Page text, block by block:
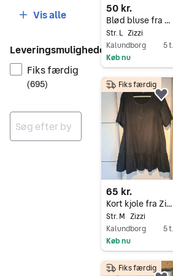
Vis alle
Leveringsmuligheder
Fiks færdig
(695)
50 kr.
Blød bluse fra Zizzi str. L
Str. L Zizzi
Kalundborg
5 t.
Køb nu
Gå til annoncen
65 kr.
Kort kjole fra Zizzi str. M
Str. M Zizzi
Kalundborg
5 t.
Køb nu
Fiks færdig
Gå til annoncen
Fiks færdig